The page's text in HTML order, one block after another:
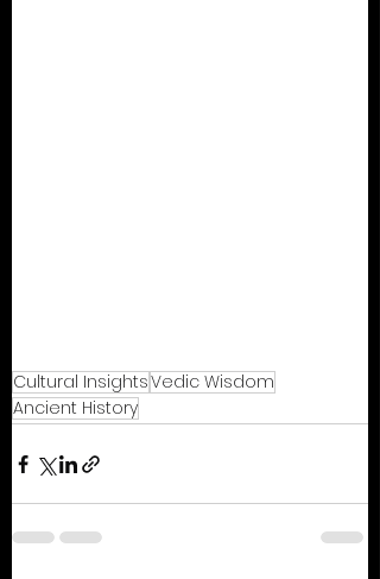
Cultural InsightsVedic Wisdom
Ancient History